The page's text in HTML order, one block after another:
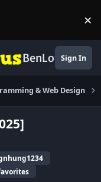
×
BenLotusSign In
& Web Design